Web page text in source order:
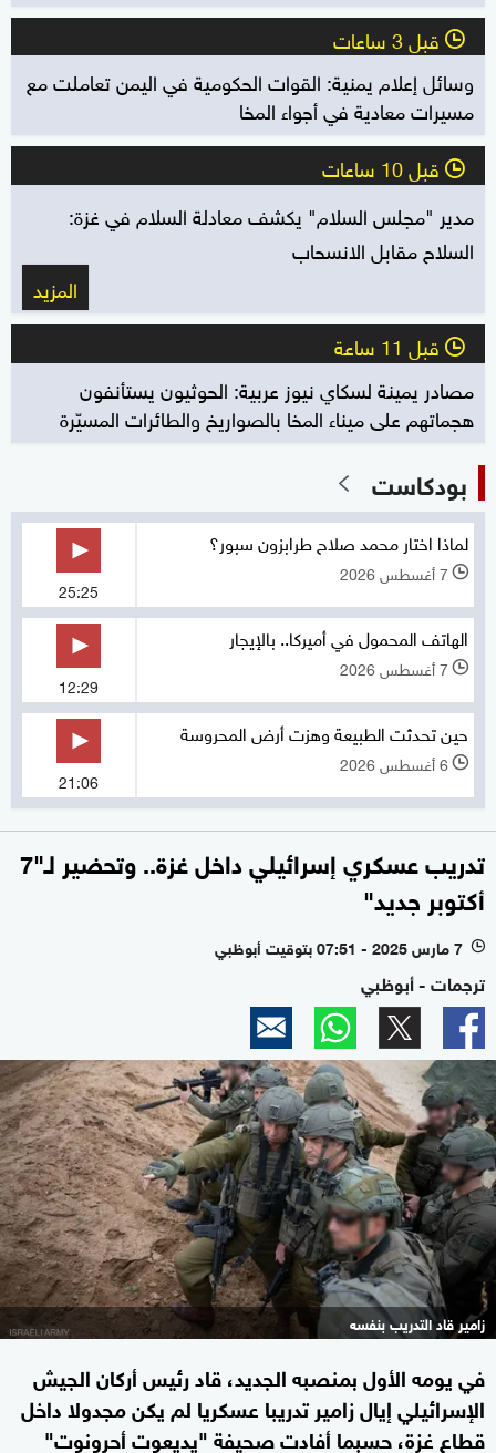
l قبل 3 ساعات
وسائل إعلام يمنية: القوات الحكومية في اليمن تعاملت مع
مسيرات معادية في أجواء المخا
l قبل 10 ساعات
مدير "مجلس السلام" يكشف معادلة السلام في غزة:
السلاح مقابل الانسحاب
المزيد
l قبل 11 ساعة
مصادر يمينة لسكاي نيوز عربية: الحوثيون يستأنفون
هجماتهم على ميناء المخا بالصواريخ والطائرات المسيّرة
بودكاست
لماذا اختار محمد صلاح طرابزون سبور؟
l 7 أغسطس 2026
25:25
الهاتف المحمول في أميركا.. بالإيجار
l 7 أغسطس 2026
12:29
حين تحدثت الطبيعة وهزت أرض المحروسة
l 6 أغسطس 2026
21:06
تدريب عسكري إسرائيلي داخل غزة.. وتحضير لـ"7
أكتوبر جديد"
l 7 مارس 2025 - 07:51 بتوقيت أبوظبي
ترجمات - أبوظبي
زامير قاد التدريب بنفسه
في يومه الأول بمنصبه الجديد، قاد رئيس أركان الجيش
الإسرائيلي إيال زامير تدريبا عسكريا لم يكن مجدولا داخل
قطاع غزة، حسبما أفادت صحيفة "يديعوت أحرونوت"